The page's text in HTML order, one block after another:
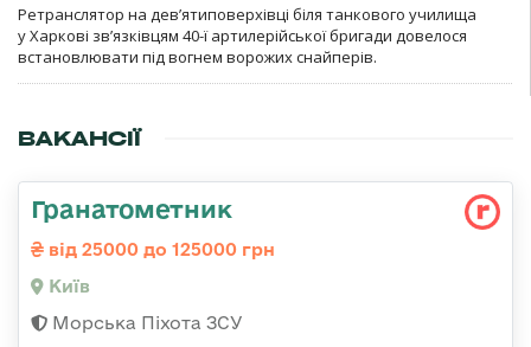
Ретранслятор на дев’ятиповерхівці біля танкового училища
у Харкові зв’язківцям 40-ї артилерійської бригади довелося
встановлювати під вогнем ворожих снайперів.
ВАКАНСІЇ
Гранатометник
від 25000 до 125000 грн
Київ
Морська Піхота ЗСУ